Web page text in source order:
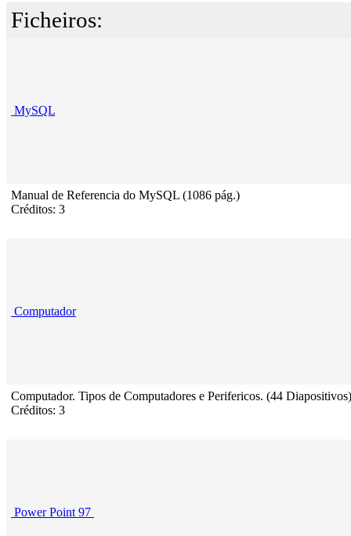
Ficheiros:
MySQL
Manual de Referencia do MySQL (1086 pág.)
Créditos: 3
Computador
Computador. Tipos de Computadores e Perifericos. (44 Diapositivos)
Créditos: 3
Power Point 97